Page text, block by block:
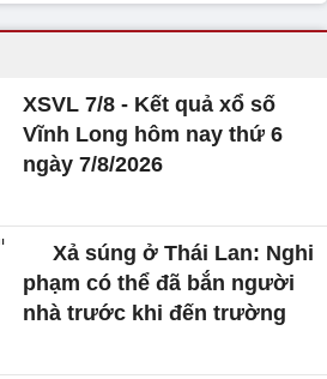
XSVL 7/8 - Kết quả xổ số
Vĩnh Long hôm nay thứ 6
ngày 7/8/2026
Xả súng ở Thái Lan: Nghi
phạm có thể đã bắn người
nhà trước khi đến trường